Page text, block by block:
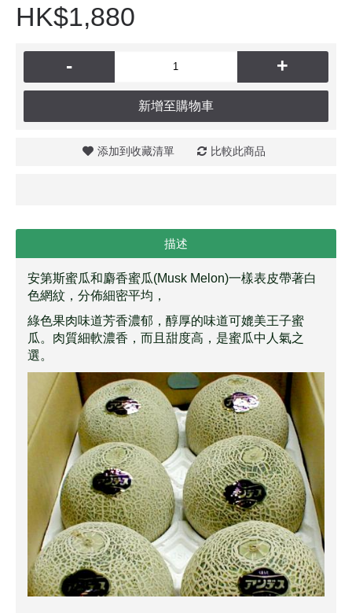
HK$1,880
- +
新增至購物車
添加到收藏清單 比較此商品
描述
安第斯蜜瓜和麝香蜜瓜(Musk Melon)一樣表皮帶著白
色網紋，分佈細密平均，
綠色果肉味道芳香濃郁，醇厚的味道可媲美王子蜜
瓜。肉質細軟濃香，而且甜度高，是蜜瓜中人氣之
選。